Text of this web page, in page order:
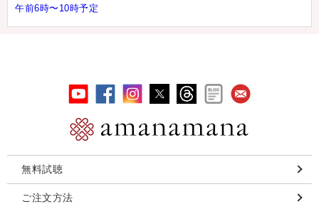
午前6時〜10時予定
無料試聴
ご注文方法